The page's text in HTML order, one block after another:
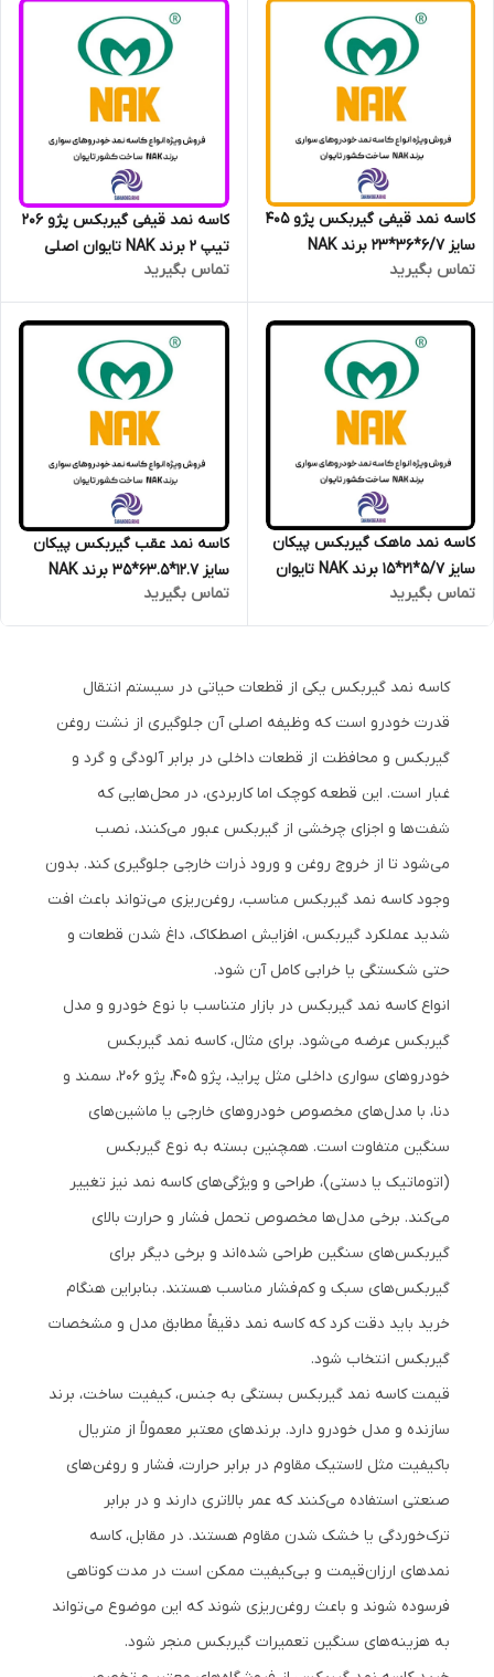
کاسه نمد قیفی گیربکس پژو 405
سایز 6/7*36*23 برند NAK
تایوان اصلی
تماس بگیرید
کاسه نمد قیفی گیربکس پژو 206
تیپ 2 برند NAK تایوان اصلی
تماس بگیرید
کاسه نمد ماهک گیربکس پیکان
سایز 5/7*21*15 برند NAK تایوان
تماس بگیرید
کاسه نمد عقب گیربکس پیکان
سایز 12.7*63.5*35 برند NAK
تایوان
تماس بگیرید
کاسه نمد گیربکس یکی از قطعات حیاتی در سیستم انتقال
قدرت خودرو است که وظیفه اصلی آن جلوگیری از نشت روغن
گیربکس و محافظت از قطعات داخلی در برابر آلودگی و گرد و
غبار است. این قطعه کوچک اما کاربردی، در محل‌هایی که
شفت‌ها و اجزای چرخشی از گیربکس عبور می‌کنند، نصب
می‌شود تا از خروج روغن و ورود ذرات خارجی جلوگیری کند. بدون
وجود کاسه نمد گیربکس مناسب، روغن‌ریزی می‌تواند باعث افت
شدید عملکرد گیربکس، افزایش اصطکاک، داغ شدن قطعات و
حتی شکستگی یا خرابی کامل آن شود.
انواع کاسه نمد گیربکس در بازار متناسب با نوع خودرو و مدل
گیربکس عرضه می‌شود. برای مثال، کاسه نمد گیربکس
خودروهای سواری داخلی مثل پراید، پژو 405، پژو 206، سمند و
دنا، با مدل‌های مخصوص خودروهای خارجی یا ماشین‌های
سنگین متفاوت است. همچنین بسته به نوع گیربکس
(اتوماتیک یا دستی)، طراحی و ویژگی‌های کاسه نمد نیز تغییر
می‌کند. برخی مدل‌ها مخصوص تحمل فشار و حرارت بالای
گیربکس‌های سنگین طراحی شده‌اند و برخی دیگر برای
گیربکس‌های سبک و کم‌فشار مناسب هستند. بنابراین هنگام
خرید باید دقت کرد که کاسه نمد دقیقاً مطابق مدل و مشخصات
گیربکس انتخاب شود.
قیمت کاسه نمد گیربکس بستگی به جنس، کیفیت ساخت، برند
سازنده و مدل خودرو دارد. برندهای معتبر معمولاً از متریال
باکیفیت مثل لاستیک مقاوم در برابر حرارت، فشار و روغن‌های
صنعتی استفاده می‌کنند که عمر بالاتری دارند و در برابر
ترک‌خوردگی یا خشک شدن مقاوم هستند. در مقابل، کاسه
نمدهای ارزان‌قیمت و بی‌کیفیت ممکن است در مدت کوتاهی
فرسوده شوند و باعث روغن‌ریزی شوند که این موضوع می‌تواند
به هزینه‌های سنگین تعمیرات گیربکس منجر شود.